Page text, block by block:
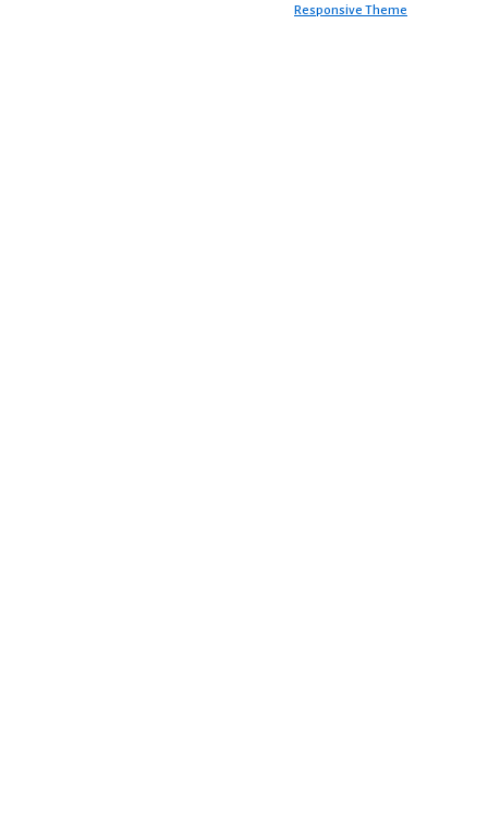
Responsive Theme